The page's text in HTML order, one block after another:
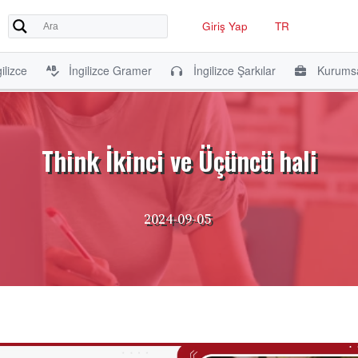
Giriş Yap TR
İngilizce Gramer İngilizce Şarkılar
Think İkinci ve Üçüncü hali
2024-09-05